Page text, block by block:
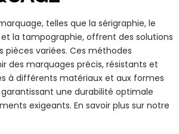
telles que la sérigraphie, le
la tampographie, offrent des solutions
pièces variées. Ces méthodes
des marquages précis, résistants et
à différents matériaux et aux formes
une durabilité optimale
exigeants. En savoir plus sur notre